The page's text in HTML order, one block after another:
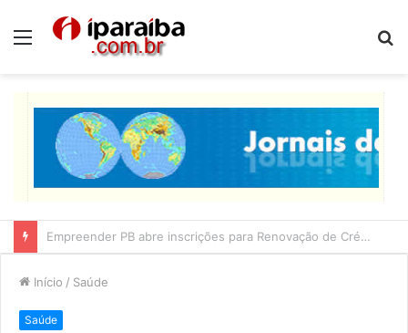
Menu
Lucas Ribeiro inspeciona obras da última etapa do Centro de Convenções
Início / Saúde
Saúde